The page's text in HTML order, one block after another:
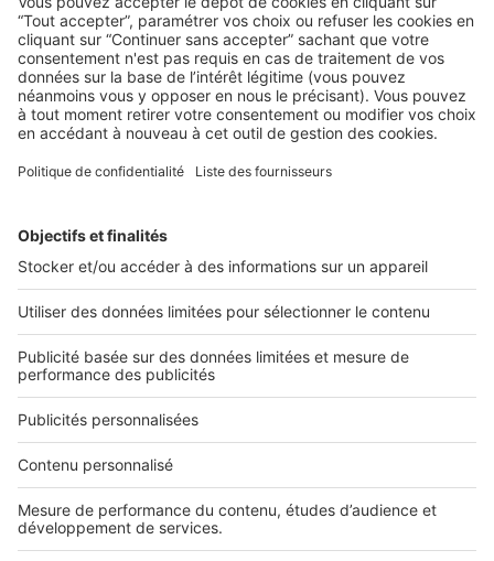
Agent immobilier : les 6 qualités
indispensables pour s’adapter aux
évolutions du marché
2 rue des Italiens 75009 Paris
01 53 38 80 00
Nos solutions pro